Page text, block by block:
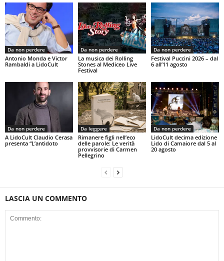
Da non perdere
Antonio Monda e Victor
Rambaldi a LidoCult
Da non perdere
La musica dei Rolling
Stones al Mediceo Live
Festival
Da non perdere
Festival Puccini 2026 – dal
6 all’11 agosto
Da non perdere
A LidoCult Claudio Cerasa
presenta “L’antidoto
Da leggere
Rimanere figli nell’eco
delle parole: Le verità
provvisorie di Carmen
Pellegrino
Da non perdere
LidoCult decima edizione
Lido di Camaiore dal 5 al
20 agosto
LASCIA UN COMMENTO